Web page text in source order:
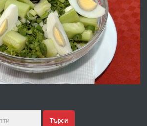
Давам гараж под наем
преди 2 дни
№4120 Магазин/Офис под наем в кв.
Търси